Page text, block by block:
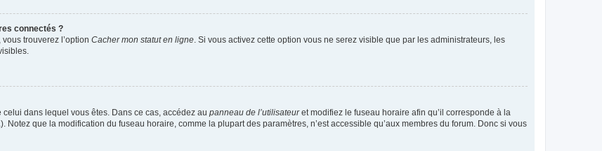
connectés ?
trouverez l’option Cacher mon statut en ligne . Si vous activez cette option vous ne serez visible que par les administrateurs, les
dans lequel vous êtes. Dans ce cas, accédez au panneau de l’utilisateuret modifiez le fuseau horaire afin qu’il corresponde à la
Notez que la modification du fuseau horaire, comme la plupart des paramètres, n’est accessible qu’aux membres du forum. Donc si vous